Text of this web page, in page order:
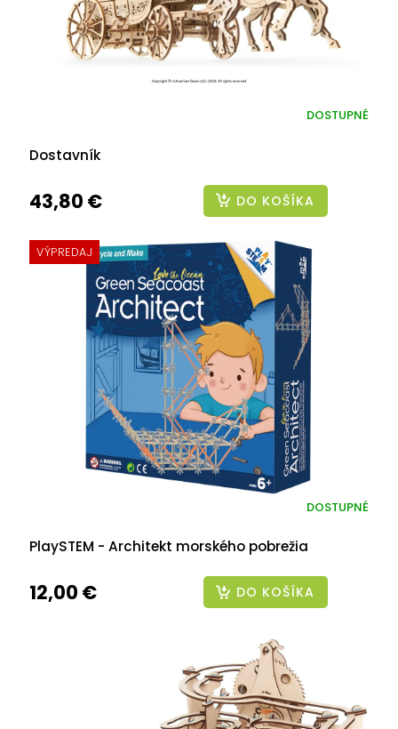
Dostavník
DOSTUPNÉ
43,80 € DO KOŠÍKA
VÝPREDAJ
PlaySTEM - Architekt morského pobrežia
DOSTUPNÉ
12,00 € DO KOŠÍKA